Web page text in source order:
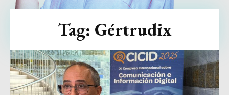
Tag: Gértrudix